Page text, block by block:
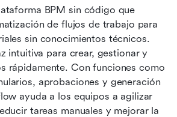
BPM sin código que
de flujos de trabajo para
sin conocimientos técnicos.
intuitiva para crear, gestionar y
rápidamente. Con funciones como
aprobaciones y generación
ayuda a los equipos a agilizar
tareas manuales y mejorar la